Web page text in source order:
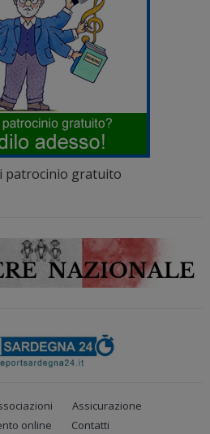
patrocinio gratuito
Assicurazione
online
Contatti